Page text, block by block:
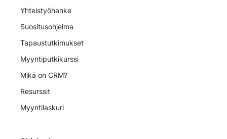
Yhteistyöhanke
Suositusohjelma
Tapaustutkimukset
Myyntiputkikurssi
Mikä on CRM?
Resurssit
Myyntilaskuri